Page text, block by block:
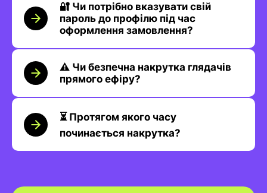
🔐 Чи потрібно вказувати свій
пароль до профілю під час
оформлення замовлення?
⚠️ Чи безпечна накрутка глядачів
прямого ефіру?
⏳ Протягом якого часу
починається накрутка?